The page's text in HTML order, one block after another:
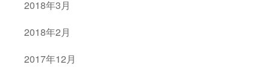
2018年3月
2018年2月
2017年12月